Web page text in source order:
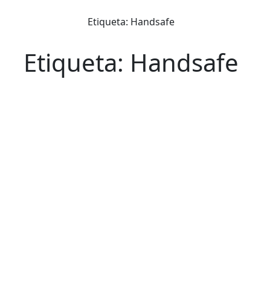
Etiqueta: Handsafe
Etiqueta: Handsafe